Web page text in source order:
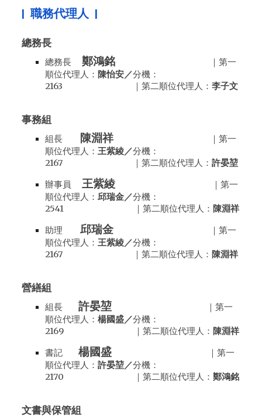
| 職務代理人 |
總務長
總務長鄭鴻銘 ｜第一
順位代理人： 陳怡安／分機：
2163 ｜第二順位代理人：李子文
事務組
組長 陳淵祥｜第一
順位代理人：王紫綾／分機：
2167 ｜第二順位代理人：許晏堃
辦事員 王紫綾 ｜第一
順位代理人：邱瑞金／分機：
2541 ｜第二順位代理人： 陳淵祥
助理邱瑞金 ｜第一
順位代理人：王紫綾／分機：
2167 ｜第二順位代理人： 陳淵祥
營繕組
組長許晏堃 ｜第一
順位代理人：楊國盛／分機：
2169 ｜第二順位代理人： 陳淵祥
書記楊國盛 ｜第一
順位代理人：許晏堃／分機：
2170 ｜第二順位代理人：鄭鴻銘
文書與保管組